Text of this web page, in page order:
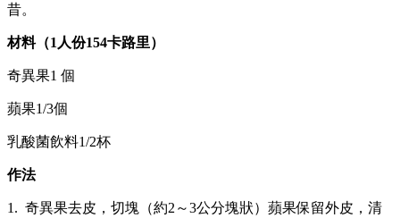
昔。
材料（1人份154卡路里）
奇異果1 個
蘋果1/3個
乳酸菌飲料1/2杯
作法
1. 奇異果去皮，切塊（約2～3公分塊狀）蘋果保留外皮，清